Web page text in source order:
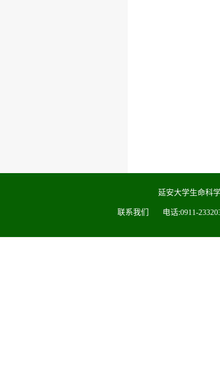
延安大学生命
联系我们 电话:0911-